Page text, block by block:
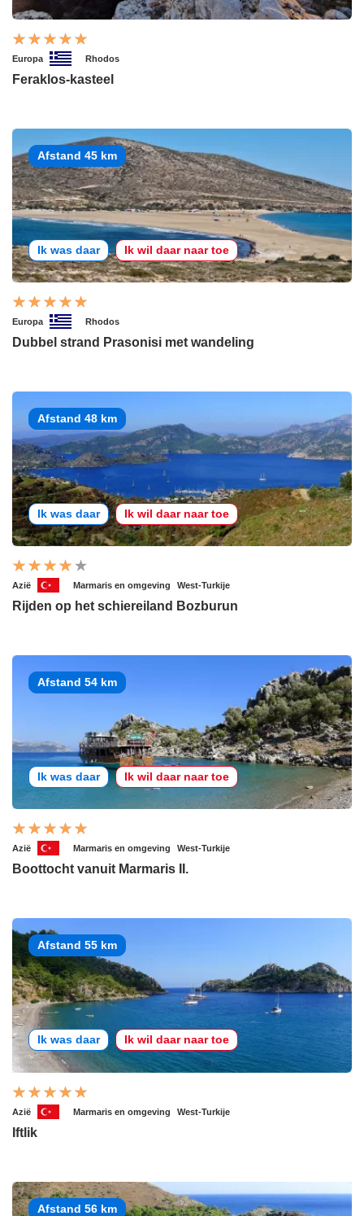
Europa Rhodos
Feraklos-kasteel
Afstand 45 km
Ik was daar Ik wil daar naar toe
Europa Rhodos
Dubbel strand Prasonisi met wandeling
Afstand 48 km
Ik was daar Ik wil daar naar toe
Azië Marmaris en omgeving West-Turkije
Rijden op het schiereiland Bozburun
Afstand 54 km
Ik was daar Ik wil daar naar toe
Azië Marmaris en omgeving West-Turkije
Boottocht vanuit Marmaris II.
Afstand 55 km
Ik was daar Ik wil daar naar toe
Azië Marmaris en omgeving West-Turkije
Iftlik
Afstand 56 km